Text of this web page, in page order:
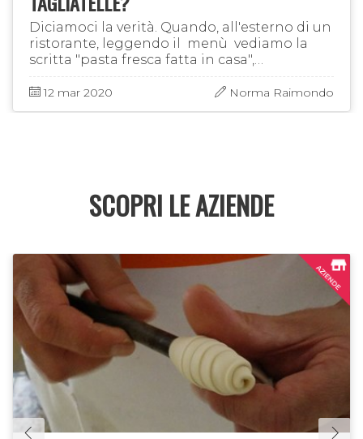
Diciamoci la verità. Quando, all'esterno di un
ristorante, leggendo il menù vediamo la
scritta "pasta fresca fatta in casa",
quell'esercizio acquista subito un punteggio
maggiore rispetto alle …
12 mar 2020 Norma Raimondo
SCOPRI LE AZIENDE